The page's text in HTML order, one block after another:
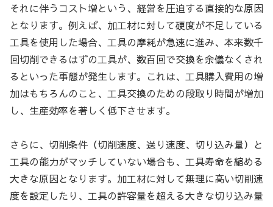
それに伴うコスト増という、経営を圧迫する直接的な原因
となります。例えば、加工材に対して硬度が不足している
工具を使用した場合、工具の摩耗が急速に進み、本来数千
回切削できるはずの工具が、数百回で交換を余儀なくされ
るといった事態が発生します。これは、工具購入費用の増
加はもちろんのこと、工具交換のための段取り時間が増加
し、生産効率を著しく低下させます。
さらに、切削条件（切削速度、送り速度、切り込み量）と
工具の能力がマッチしていない場合も、工具寿命を縮める
大きな原因となります。加工材に対して無理に高い切削速
度を設定したり、工具の許容量を超える大きな切り込み量